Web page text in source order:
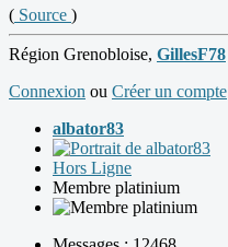
( Source )
Région Grenobloise, GillesF78
Connexion ou Créer un compte
albator83
Hors Ligne
Membre platinium